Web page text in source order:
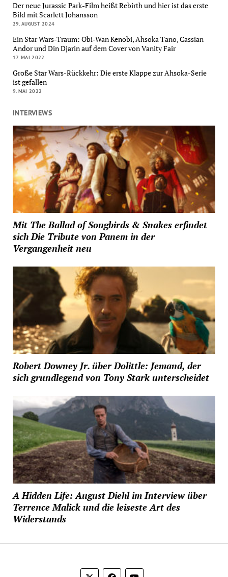
Der neue Jurassic Park-Film heißt Rebirth und hier ist das erste
Bild mit Scarlett Johansson
29. AUGUST 2024
Ein Star Wars-Traum: Obi-Wan Kenobi, Ahsoka Tano, Cassian
Andor und Din Djarin auf dem Cover von Vanity Fair
17. MAI 2022
Große Star Wars-Rückkehr: Die erste Klappe zur Ahsoka-Serie
ist gefallen
9. MAI 2022
INTERVIEWS
Mit The Ballad of Songbirds & Snakes erfindet
sich Die Tribute von Panem in der
Vergangenheit neu
Robert Downey Jr. über Dolittle: Jemand, der
sich grundlegend von Tony Stark unterscheidet
A Hidden Life: August Diehl im Interview über
Terrence Malick und die leiseste Art des
Widerstands